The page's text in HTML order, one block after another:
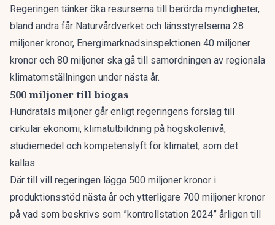
Regeringen tänker öka resurserna till berörda myndigheter,
bland andra får Naturvårdverket och länsstyrelserna 28
miljoner kronor, Energimarknadsinspektionen 40 miljoner
kronor och 80 miljoner ska gå till samordningen av regionala
klimatomställningen under nästa år.
500 miljoner till biogas
Hundratals miljoner går enligt regeringens förslag till
cirkulär ekonomi, klimatutbildning på högskolenivå,
studiemedel och kompetenslyft för klimatet, som det
kallas.
Där till vill regeringen lägga 500 miljoner kronor i
produktionsstöd nästa år och ytterligare 700 miljoner kronor
på vad som beskrivs som ”kontrollstation 2024” årligen till